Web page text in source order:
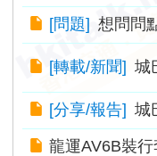
[問題] 想問問
[轉載/新聞] 城
[分享/報告] 城
龍運AV6B裝